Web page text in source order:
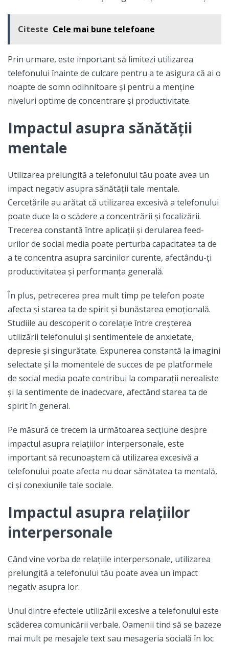
Citeste Cele mai bune telefoane
Prin urmare, este important să limitezi utilizarea
telefonului înainte de culcare pentru a te asigura că ai o
noapte de somn odihnitoare și pentru a menține
niveluri optime de concentrare și productivitate.
Impactul asupra sănătății
mentale
Utilizarea prelungită a telefonului tău poate avea un
impact negativ asupra sănătății tale mentale.
Cercetările au arătat că utilizarea excesivă a telefonului
poate duce la o scădere a concentrării și focalizării.
Trecerea constantă între aplicații și derularea feed-
urilor de social media poate perturba capacitatea ta de
a te concentra asupra sarcinilor curente, afectându-ți
productivitatea și performanța generală.
În plus, petrecerea prea mult timp pe telefon poate
afecta și starea ta de spirit și bunăstarea emoțională.
Studiile au descoperit o corelație între creșterea
utilizării telefonului și sentimentele de anxietate,
depresie și singurătate. Expunerea constantă la imagini
selectate și la momentele de succes de pe platformele
de social media poate contribui la comparații nerealiste
și la sentimente de inadecvare, afectând starea ta de
spirit în general.
Pe măsură ce trecem la următoarea secțiune despre
impactul asupra relațiilor interpersonale, este
important să recunoaștem că utilizarea excesivă a
telefonului poate afecta nu doar sănătatea ta mentală,
ci și conexiunile tale sociale.
Impactul asupra relațiilor
interpersonale
Când vine vorba de relațiile interpersonale, utilizarea
prelungită a telefonului tău poate avea un impact
negativ asupra lor.
Unul dintre efectele utilizării excesive a telefonului este
scăderea comunicării verbale. Oamenii tind să se bazeze
mai mult pe mesajele text sau mesageria socială în loc